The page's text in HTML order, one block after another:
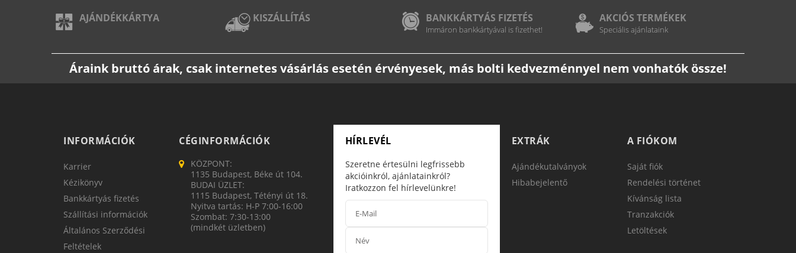
AJÁNDÉKKÁRTYA KISZÁLLÍTÁS BANKKÁRTYÁS FIZETÉS
Immáron bankkártyával is fizethet!
AKCIÓS TERMÉKEK
Speciális ajánlataink
Áraink bruttó árak, csak internetes vásárlás esetén érvényesek, más bolti kedvezménnyel nem vonhatók össze!
INFORMÁCIÓK
Karrier
Kézikönyv
Bankkártyás fizetés
Szállítási információk
Általános Szerződési
Feltételek
CÉGINFORMÁCIÓK
KÖZPONT:
1135 Budapest, Béke út 104.
BUDAI ÜZLET:
1115 Budapest, Tétényi út 18.
Nyitva tartás: H-P 7:00-16:00
Szombat: 7:30-13:00
(mindkét üzletben)
HÍRLEVÉL
Szeretne értesülni legfrissebb
akcióinkról, ajánlatainkról?
Iratkozzon fel hírlevelünkre!
EXTRÁK
Ajándékutalványok
Hibabejelentő
A FIÓKOM
Saját fiók
Rendelési történet
Kívánság lista
Tranzakciók
Letöltések